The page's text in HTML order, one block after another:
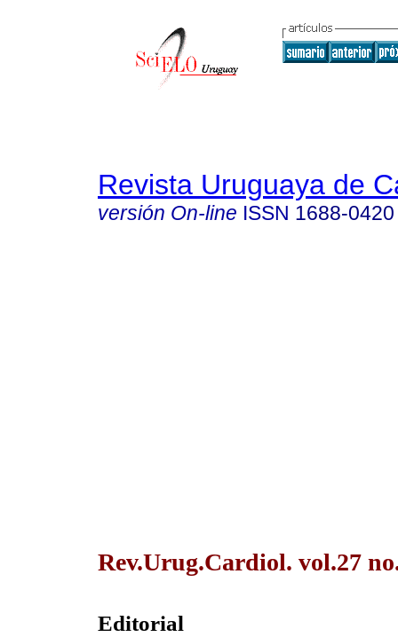
Revista Uruguaya de
versión On-line ISSN 1688-0420
Rev.Urug.Cardiol. vol.27
Editorial